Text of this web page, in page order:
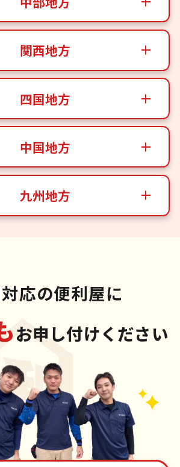
関西地方
四国地方
中国地方
九州地方
応の便利屋に
お申し付けください